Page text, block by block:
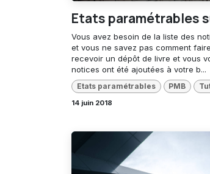
Etats paramétrables
Vous avez besoin de la liste des
et vous ne savez pas comment
recevoir un dépôt de livre et vous
notices ont été ajoutées à votre b...
Etats paramétrables PMB
14 juin 2018